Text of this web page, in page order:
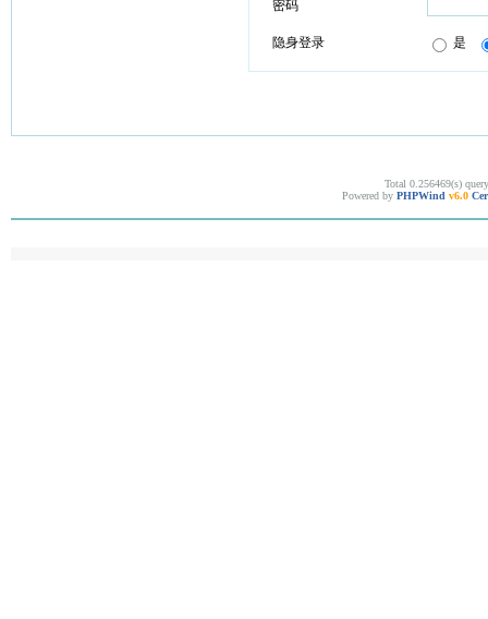
密码
隐身登录 是
Total 0.256469(s)
Powered by PHPWind v6.0